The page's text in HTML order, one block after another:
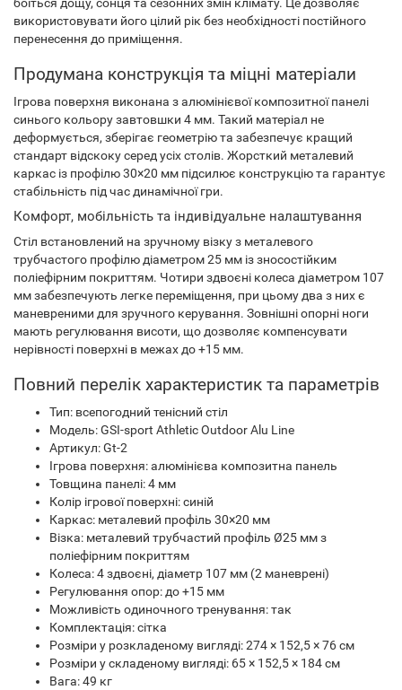
використовувати його цілий рік без необхідності постійного
перенесення до приміщення.
Продумана конструкція та міцні матеріали
Ігрова поверхня виконана з алюмінієвої композитної панелі
синього кольору завтовшки 4 мм. Такий матеріал не
деформується, зберігає геометрію та забезпечує кращий
стандарт відскоку серед усіх столів. Жорсткий металевий
каркас із профілю 30×20 мм підсилює конструкцію та гарантує
стабільність під час динамічної гри.
Комфорт, мобільність та індивідуальне налаштування
Стіл встановлений на зручному візку з металевого
трубчастого профілю діаметром 25 мм із зносостійким
поліефірним покриттям. Чотири здвоєні колеса діаметром 107
мм забезпечують легке переміщення, при цьому два з них є
маневреними для зручного керування. Зовнішні опорні ноги
мають регулювання висоти, що дозволяє компенсувати
нерівності поверхні в межах до +15 мм.
Повний перелік характеристик та параметрів
Тип: всепогодний тенісний стіл
Модель: GSI-sport Athletic Outdoor Alu Line
Артикул: Gt-2
Ігрова поверхня: алюмінієва композитна панель
Товщина панелі: 4 мм
Колір ігрової поверхні: синій
Каркас: металевий профіль 30×20 мм
Візка: металевий трубчастий профіль Ø25 мм з
поліефірним покриттям
Колеса: 4 здвоєні, діаметр 107 мм (2 маневрені)
Регулювання опор: до +15 мм
Можливість одиночного тренування: так
Комплектація: сітка
Розміри у розкладеному вигляді: 274 × 152,5 × 76 см
Розміри у складеному вигляді: 65 × 152,5 × 184 см
Вага: 49 кг